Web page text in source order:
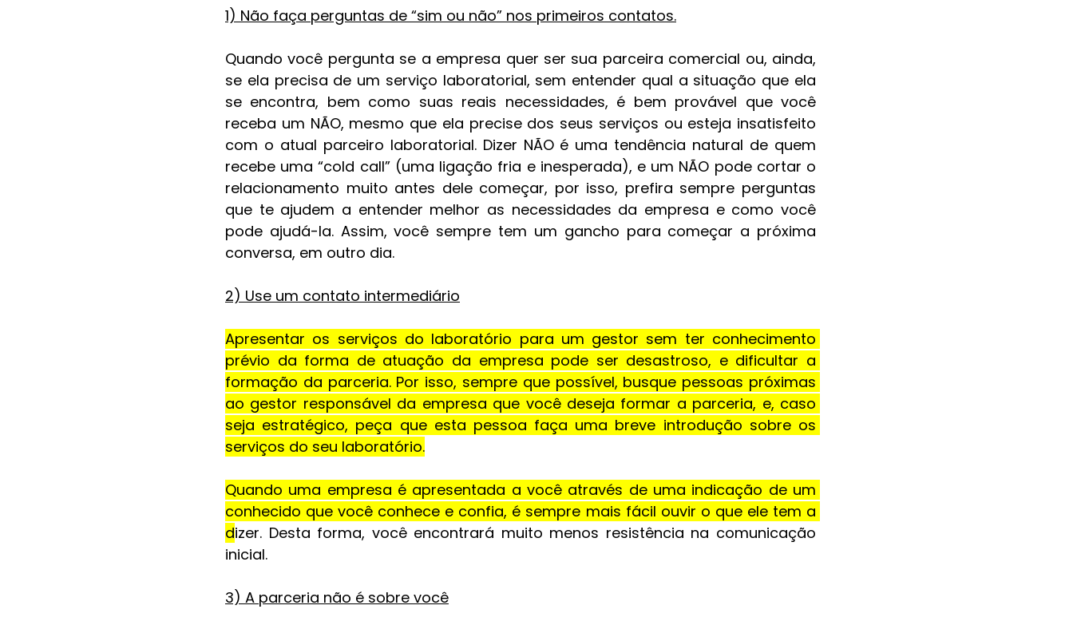
1) Não faça perguntas de “sim ou não” nos primeiros contatos.
Quando você pergunta se a empresa quer ser sua parceira comercial ou, ainda,
se ela precisa de um serviço laboratorial, sem entender qual a situação que ela
se encontra, bem como suas reais necessidades, é bem provável que você
receba um NÃO, mesmo que ela precise dos seus serviços ou esteja insatisfeito
com o atual parceiro laboratorial. Dizer NÃO é uma tendência natural de quem
recebe uma “cold call” (uma ligação fria e inesperada), e um NÃO pode cortar o
relacionamento muito antes dele começar, por isso, prefira sempre perguntas
que te ajudem a entender melhor as necessidades da empresa e como você
pode ajudá-la. Assim, você sempre tem um gancho para começar a próxima
conversa, em outro dia.
2) Use um contato intermediário
Apresentar os serviços do laboratório para um gestor sem ter conhecimento
prévio da forma de atuação da empresa pode ser desastroso, e dificultar a
formação da parceria. Por isso, sempre que possível, busque pessoas próximas
ao gestor responsável da empresa que você deseja formar a parceria, e, caso
seja estratégico, peça que esta pessoa faça uma breve introdução sobre os
serviços do seu laboratório.
Quando uma empresa é apresentada a você através de uma indicação de um
conhecido que você conhece e confia, é sempre mais fácil ouvir o que ele tem a
dizer. Desta forma, você encontrará muito menos resistência na comunicação
inicial.
3) A parceria não é sobre você